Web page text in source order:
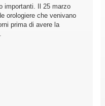
importanti. Il 25 marzo
orologiere che venivano
prima di avere la